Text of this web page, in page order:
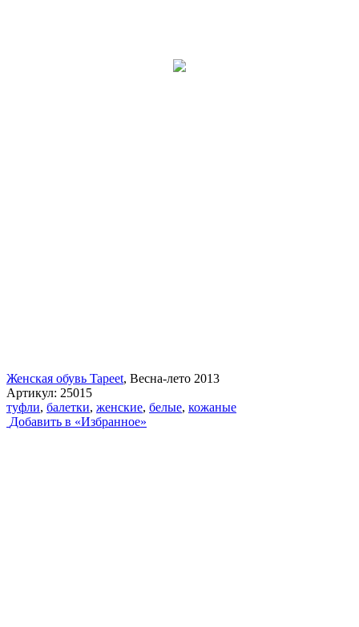
Женская обувь Tapeet, Весна-лето 2013
Артикул: 25015
туфли, балетки, женские, белые, кожаные
Добавить в «Избранное»